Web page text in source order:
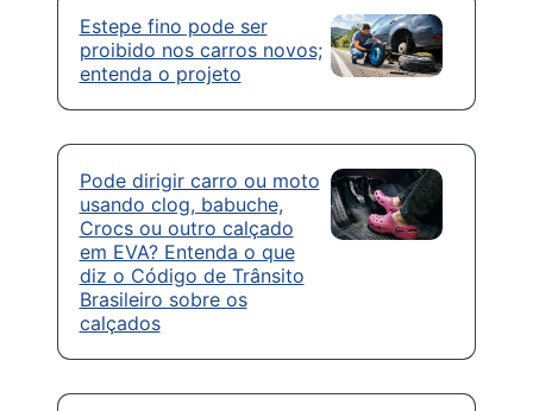
Estepe fino pode ser
proibido nos carros novos;
entenda o projeto
Pode dirigir carro ou moto
usando clog, babuche,
Crocs ou outro calçado
em EVA? Entenda o que
diz o Código de Trânsito
Brasileiro sobre os
calçados